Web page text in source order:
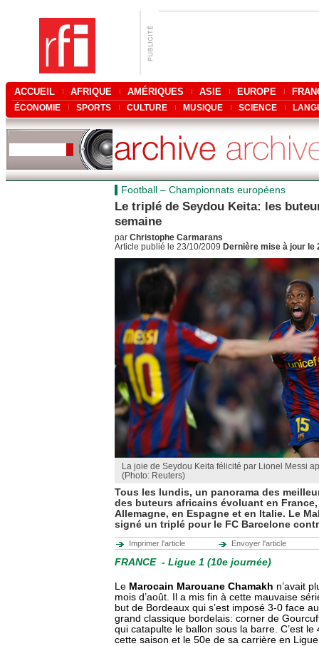
ACCUEIL AFRIQUE AMÉRIQUES ASIE EUROPE
ÉCONOMIE SPORTS CULTURE MUSIQUE SCIENCE
Football – Championnats européens
Le triplé de Seydou Keita: les
semaine
par Christophe Carmarans
Article publié le 23/10/2009 Dernière mise à jour le
La joie de Seydou Keita félicité par Lionel Messi
(Photo: Reuters)
Tous les lundis, un panorama des
des buteurs africains évoluant en
Allemagne, en Espagne et en Italie. Le
signé un triplé pour le FC Barcelone
Imprimer l'article Envoyer l'article
FRANCE - Ligue 1 (10e journée)
Le Marocain Marouane Chamakh n’avait
mois d’août. Il a mis fin à cette mauvaise
but de Bordeaux qui s’est imposé 3-0 face
grand classique bordelais: corner de
qui catapulte le ballon sous la barre. C’est
cette saison et le 50e de sa carrière en